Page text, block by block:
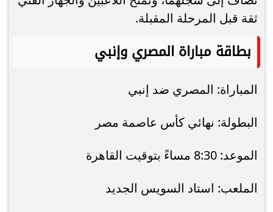
ثقة قبل المرحلة المقبلة.
بطاقة مباراة المصري وإنبي
المباراة: المصري ضد إنبي
البطولة: نهائي كأس عاصمة مصر
الموعد: 8:30 مساءً بتوقيت القاهرة
الملعب: استاد السويس الجديد